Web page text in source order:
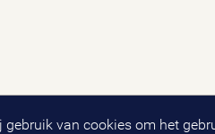
gebruik van cookies om het